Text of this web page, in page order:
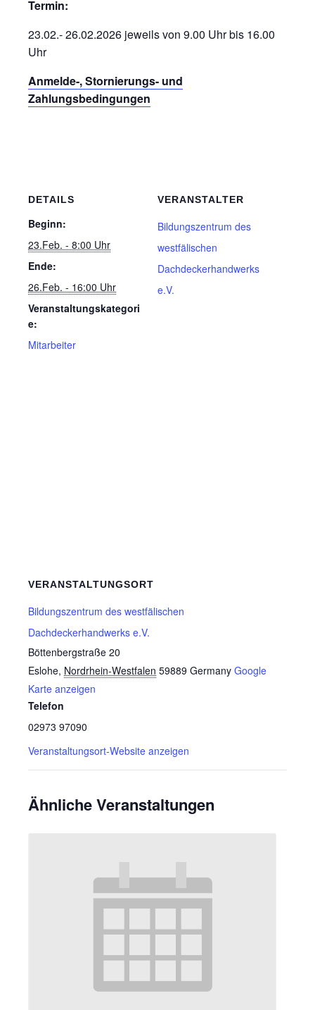
Termin:
23.02.- 26.02.2026 jeweils von 9.00 Uhr bis 16.00
Uhr
Anmelde-, Stornierungs- und
Zahlungsbedingungen
DETAILS
Beginn:
23.Feb. - 8:00 Uhr
Ende:
26.Feb. - 16:00 Uhr
Veranstaltungskategori
e:
Mitarbeiter
VERANSTALTER
Bildungszentrum des
westfälischen
Dachdeckerhandwerks
e.V.
VERANSTALTUNGSORT
Bildungszentrum des westfälischen
Dachdeckerhandwerks e.V.
Böttenbergstraße 20
Eslohe, Nordrhein-Westfalen 59889 Germany Google
Karte anzeigen
Telefon
02973 97090
Veranstaltungsort-Website anzeigen
Ähnliche Veranstaltungen